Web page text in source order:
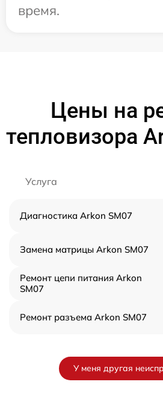
время.
Цены на
тепловизора
Услуга
Диагностика Arkon SM07
Замена матрицы Arkon SM07
Ремонт цепи питания Arkon
SM07
Ремонт разъема Arkon SM07
У меня другая